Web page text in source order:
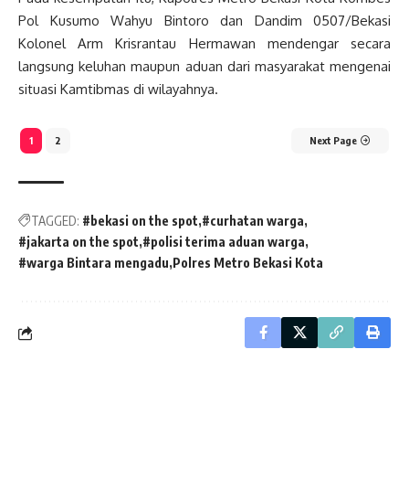
Pol Kusumo Wahyu Bintoro dan Dandim 0507/Bekasi
Kolonel Arm Krisrantau Hermawan mendengar secara
langsung keluhan maupun aduan dari masyarakat mengenai
situasi Kamtibmas di wilayahnya.
1 2 Next Page
TAGGED: #bekasi on the spot #curhatan warga
#jakarta on the spot #polisi terima aduan warga
#warga Bintara mengadu Polres Metro Bekasi Kota